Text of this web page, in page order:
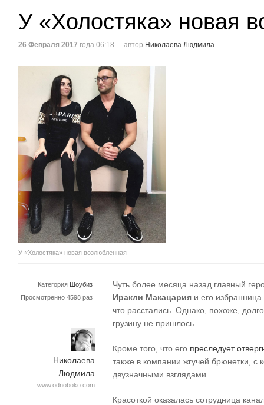
У «Холостяка» новая
26 Февраля 2017 года 06:18 автор Николаева Людмила
У «Холостяка» новая возлюбленная
Категория Шоубиз
Просмотренно 4598 раз
Николаева
Людмила
www.odnoboko.com
Чуть более месяца назад главный
Иракли Макацария и его
что расстались. Однако, похоже,
грузину не пришлось.
Кроме того, что его преследует
также в компании жгучей брюнетки, с
двузначными взглядами.
Красоткой оказалась сотрудница